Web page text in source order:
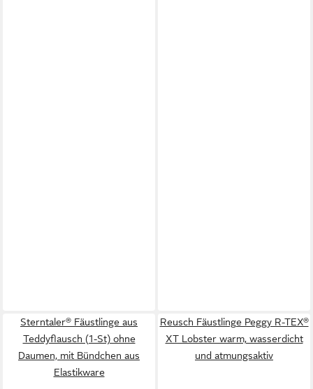
Sterntaler® Fäustlinge aus
Teddyflausch (1-St) ohne
Daumen, mit Bündchen aus
Elastikware
Reusch Fäustlinge Peggy R-TEX®
XT Lobster warm, wasserdicht
und atmungsaktiv